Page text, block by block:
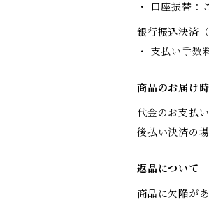
・ 口座振替：
銀行振込決済
・ 支払い手数
商品のお届け
代金のお支払
後払い決済の
返品について
商品に欠陥が